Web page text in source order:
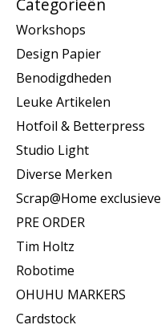
Workshops
Design Papier
Benodigdheden
Leuke Artikelen
Hotfoil & Betterpress
Studio Light
Diverse Merken
Scrap@Home
PRE ORDER
Tim Holtz
Robotime
OHUHU MARKERS
Cardstock